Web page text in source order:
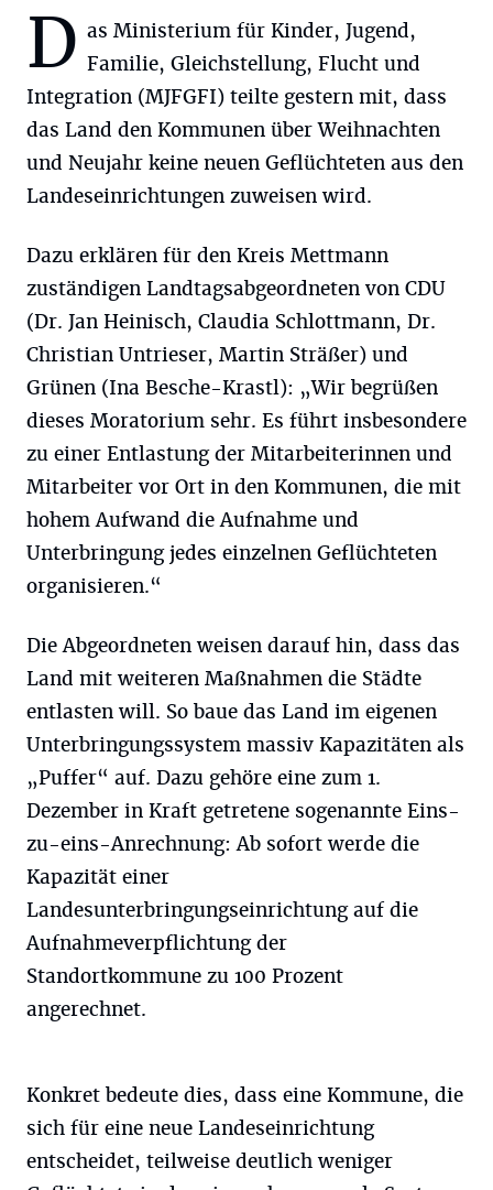
D as Ministerium für Kinder, Jugend,
Familie, Gleichstellung, Flucht und
Integration (MJFGFI) teilte gestern mit, dass
das Land den Kommunen über Weihnachten
und Neujahr keine neuen Geflüchteten aus den
Landeseinrichtungen zuweisen wird.
Dazu erklären für den Kreis Mettmann
zuständigen Landtagsabgeordneten von CDU
(Dr. Jan Heinisch, Claudia Schlottmann, Dr.
Christian Untrieser, Martin Sträßer) und
Grünen (Ina Besche-Krastl): „Wir begrüßen
dieses Moratorium sehr. Es führt insbesondere
zu einer Entlastung der Mitarbeiterinnen und
Mitarbeiter vor Ort in den Kommunen, die mit
hohem Aufwand die Aufnahme und
Unterbringung jedes einzelnen Geflüchteten
organisieren.“
Die Abgeordneten weisen darauf hin, dass das
Land mit weiteren Maßnahmen die Städte
entlasten will. So baue das Land im eigenen
Unterbringungssystem massiv Kapazitäten als
„Puffer“ auf. Dazu gehöre eine zum 1.
Dezember in Kraft getretene sogenannte Eins-
zu-eins-Anrechnung: Ab sofort werde die
Kapazität einer
Landesunterbringungseinrichtung auf die
Aufnahmeverpflichtung der
Standortkommune zu 100 Prozent
angerechnet.
Konkret bedeute dies, dass eine Kommune, die
sich für eine neue Landeseinrichtung
entscheidet, teilweise deutlich weniger